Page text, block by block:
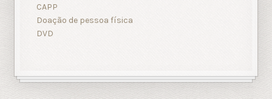
CAPP
Doação de pessoa física
DVD